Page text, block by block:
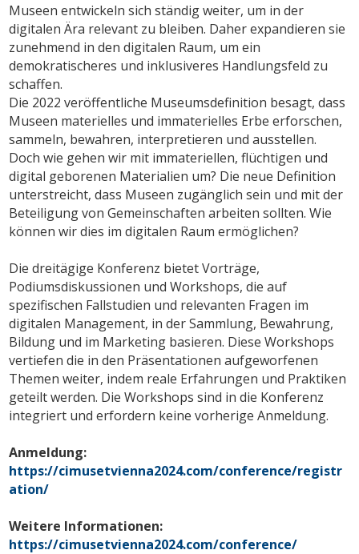
Museen entwickeln sich ständig weiter, um in der
digitalen Ära relevant zu bleiben. Daher expandieren sie
zunehmend in den digitalen Raum, um ein
demokratischeres und inklusiveres Handlungsfeld zu
schaffen.
Die 2022 veröffentliche Museumsdefinition besagt, dass
Museen materielles und immaterielles Erbe erforschen,
sammeln, bewahren, interpretieren und ausstellen.
Doch wie gehen wir mit immateriellen, flüchtigen und
digital geborenen Materialien um? Die neue Definition
unterstreicht, dass Museen zugänglich sein und mit der
Beteiligung von Gemeinschaften arbeiten sollten. Wie
können wir dies im digitalen Raum ermöglichen?
Die dreitägige Konferenz bietet Vorträge,
Podiumsdiskussionen und Workshops, die auf
spezifischen Fallstudien und relevanten Fragen im
digitalen Management, in der Sammlung, Bewahrung,
Bildung und im Marketing basieren. Diese Workshops
vertiefen die in den Präsentationen aufgeworfenen
Themen weiter, indem reale Erfahrungen und Praktiken
geteilt werden. Die Workshops sind in die Konferenz
integriert und erfordern keine vorherige Anmeldung.
Anmeldung:
https://cimusetvienna2024.com/conference/registr
ation/
Weitere Informationen:
https://cimusetvienna2024.com/conference/